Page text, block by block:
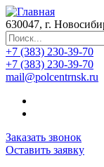
630047, г.
+7 (383) 230-39-70
+7 (383) 230-39-70
mail@polcentrnsk.ru
Заказать звонок
Оставить заявку